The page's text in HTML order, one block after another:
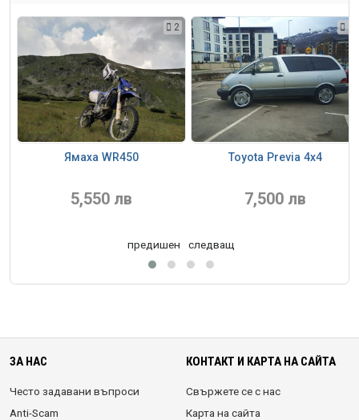
2
Ямаха WR450
5,550 лв
2
Toyota Previa 4x4
7,500 лв
предишен следващ
ЗА НАС
Често задавани въпроси
Anti-Scam
КОНТАКТ И КАРТА НА САЙТА
Свържете се с нас
Карта на сайта